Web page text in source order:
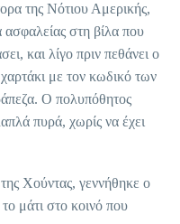
της Νότιου Αμερικής,
ασφαλείας στη βίλα που
και λίγο πριν πεθάνει ο
με τον κωδικό των
Ο πολυπόθητος
πυρά, χωρίς να έχει
Χούντας, γεννήθηκε ο
το μάτι στο κοινό που